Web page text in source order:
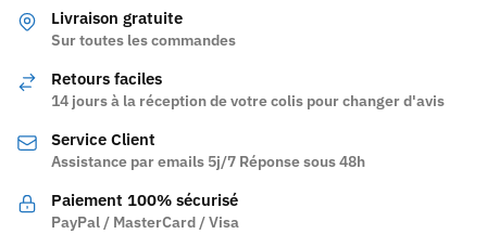
variations.
Les
peuvent
choisies
sur
la
page
être
sur
Livraison gratuite
Sur toutes les commandes
Retours faciles
14 jours à la réception de votre colis pour changer d'avis
Service Client
Assistance par emails 5j/7 Réponse sous 48h
Paiement 100% sécurisé
PayPal / MasterCard / Visa